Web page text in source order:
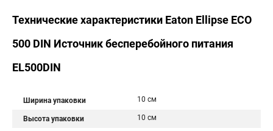
Технические характеристики Eaton Ellipse ECO
500 DIN Источник бесперебойного питания
EL500DIN
Ширина упаковки 10 см
Высота упаковки 10 см